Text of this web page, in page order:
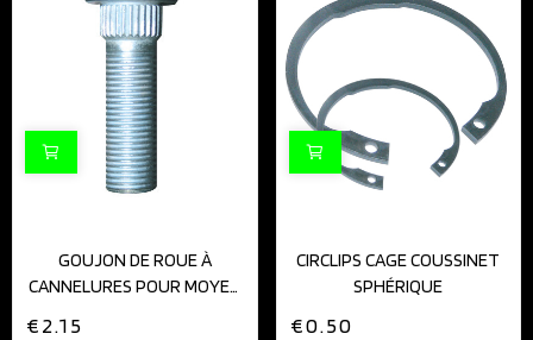
GOUJON DE ROUE À
CANNELURES POUR MOYEU
€2.15
CIRCLIPS CAGE COUSSINET
SPHÉRIQUE
€0.50